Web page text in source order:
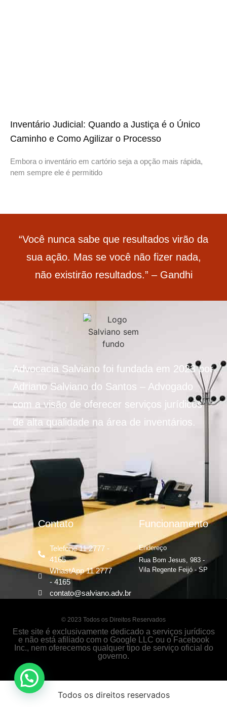
Inventário Judicial: Quando a Justiça é o Único
Caminho e Como Agilizar o Processo
Embora o inventário em cartório seja a opção mais rápida,
nem sempre ele é permitido
“Você nunca sabe que resultados virão da
sua ação. Mas se você não fizer nada,
não existirão resultados.” – Gandhi
Advocacia Salviano foi fundada em 2023 por
Adriano Salviano do Santos – Advogado
com a visão de oferecer serviços jurídicos
de alta qualidade na área de inventários.
Contato
Telefone 11 2777 -
4165
WhastApp 11 2777
- 4165
contato@salviano.adv.br
Funcionamento
Endereço
Rua Bom Jesus, 983 -
Vila Regente Feijó - SP
© 2023 Todos os Direitos Reservados
Este site é exclusivamente dedicado a serviços jurídicos
e não está afiliado com o Google LLC ou o Facebook
Inc., nem oferecemos qualquer tipo de serviço oficial do
governo.
Todos os direitos reservados